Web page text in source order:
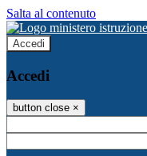
Salta al contenuto
Accedi
Accedi
button close ×